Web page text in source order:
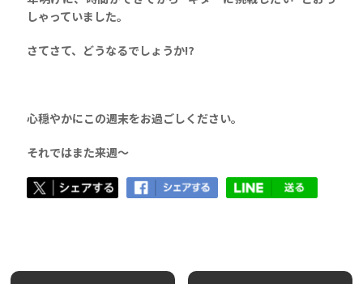
しゃっていました。
さてさて、どうなるでしょうか⁉
心穏やかにこの週末をお過ごしください。
それではまた来週～